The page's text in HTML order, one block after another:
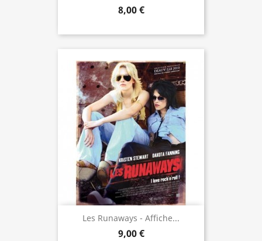
8,00 €
Les Runaways - Affiche...
9,00 €